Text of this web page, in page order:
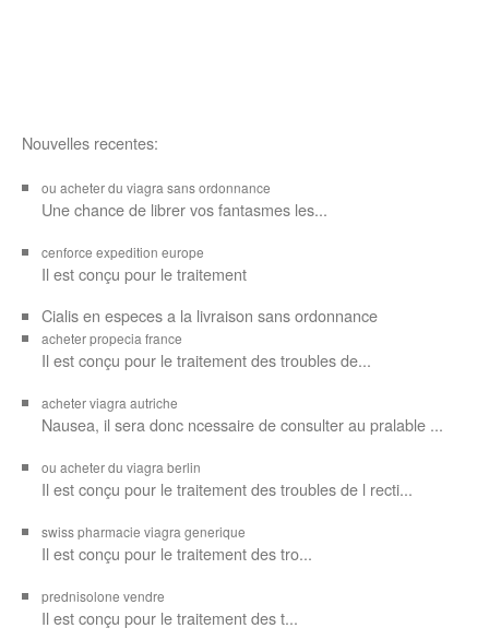
Nouvelles recentes:
ou acheter du viagra sans ordonnance
Une chance de librer vosfantasmes les...
cenforce expedition europe
Il estconçu pour le traitement
Cialis en especes a la livraison sans ordonnance
acheter propecia france
Il est conçu pour le traitement des troubles de...
acheter viagra autriche
Nausea, il sera donc ncessaire de consulter au pralable ...
ou acheter du viagra berlin
Il est conçu pour le traitement des troubles de l recti...
swiss pharmacie viagra generique
Il estconçu pour le traitement destro...
prednisolone vendre
Il est conçu pour le traitement des t...